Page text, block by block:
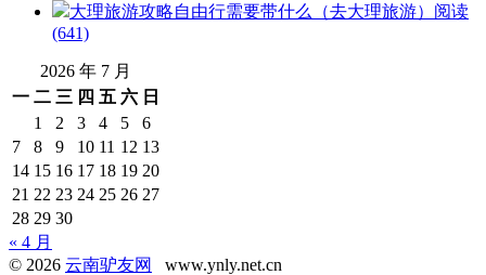
大理旅游攻略自由行需要带什么（去大理旅游） 阅读
(641)
2026 年 7 月
一 二 三 四 五 六 日
1
2 3 4 5
6
7
8 9 10 11 12 13
14 15 16 17 18 19 20
21 22 23 24 25 26 27
28 29 30
« 4 月
© 2026 云南驴友网
www.ynly.net.cn